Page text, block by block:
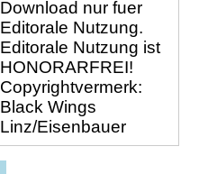
Download nur fuer
Editorale Nutzung.
Editorale Nutzung ist
HONORARFREI!
Copyrightvermerk:
Black Wings
Linz/Eisenbauer